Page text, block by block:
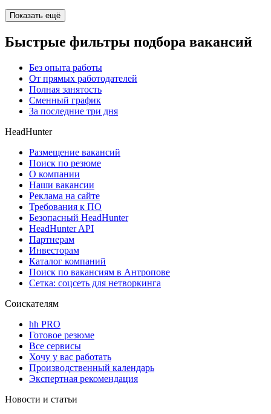
Показать ещё
Быстрые фильтры подбора вакансий
Без опыта работы
От прямых работодателей
Полная занятость
Сменный график
За последние три дня
HeadHunter
Размещение вакансий
Поиск по резюме
О компании
Наши вакансии
Реклама на сайте
Требования к ПО
Безопасный HeadHunter
HeadHunter API
Партнерам
Инвесторам
Каталог компаний
Поиск по вакансиям в Антропове
Сетка: соцсеть для нетворкинга
Соискателям
hh PRO
Готовое резюме
Все сервисы
Хочу у вас работать
Производственный календарь
Экспертная рекомендация
Новости и статьи